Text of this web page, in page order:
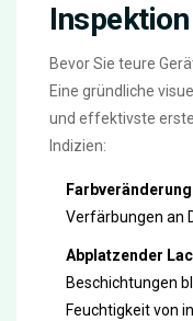
Bevor Sie teure
Eine gründliche
und effektivste
Indizien:
Verfärbungen an
Abplatzender
Beschichtungen
Feuchtigkeit von